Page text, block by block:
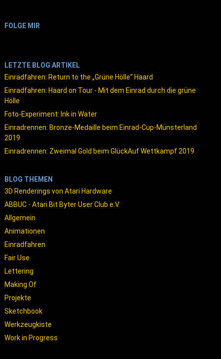
FOLGE MIR
LETZTE BLOG ARTIKEL
Einradfahren: Return to the „Grüne Hölle“ Haard
Einradfahren: Haard on Tour - Mit dem Einrad durch die grüne
Hölle
Foto-Experiment: Ink in Water
Einradrennen: Bronze-Medaille beim Einrad-Cup-Münsterland
2019
Einradrennen: Zweimal Gold beim GlückAuf Wettkampf 2019
BLOG THEMEN
3D Renderings von Atari Hardware
ABBUC - Atari Bit Byter User Club e.V.
Allgemein
Animationen
Einradfahren
Fair Use
Lettering
Making Of
Projekte
Sketchbook
Werkzeugkiste
Work in Progress